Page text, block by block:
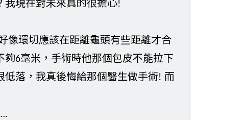
我現在對未來真的很擔心!
像環切應該在距離龜頭有些距離才合
6毫米，手術時他那個包皮不能拉下
落，我真後悔給那個醫生做手術! 而